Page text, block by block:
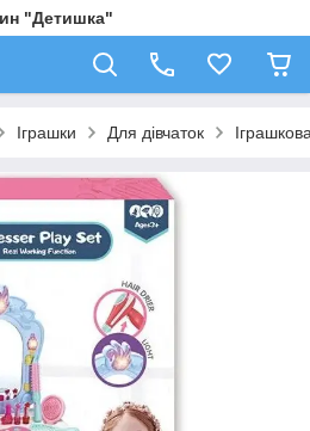
"Детишка"
Іграшки Для дівчаток